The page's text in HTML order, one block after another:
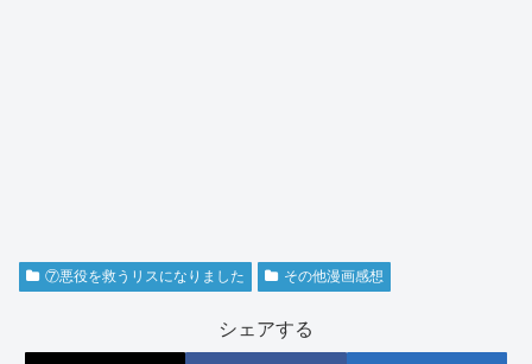
⑦悪役を救うリスになりました その他漫画感想
シェアする